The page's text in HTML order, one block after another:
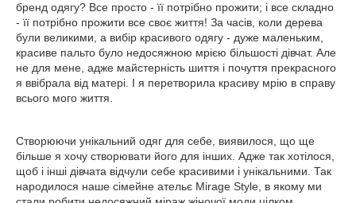
бренд одягу? Все просто - її потрібно прожити; і все складно
- її потрібно прожити все своє життя! За часів, коли дерева
були великими, а вибір красивого одягу - дуже маленьким,
красиве пальто було недосяжною мрією більшості дівчат. Але
не для мене, адже майстерність шиття і почуття прекрасного
я ввібрала від матері. І я перетворила красиву мрію в справу
всього мого життя.
Створюючи унікальний одяг для себе, виявилося, що ще
більше я хочу створювати його для інших. Адже так хотілося,
щоб і інші дівчата відчули себе красивими і унікальними. Так
народилося наше сімейне ательє Mirage Style, в якому ми